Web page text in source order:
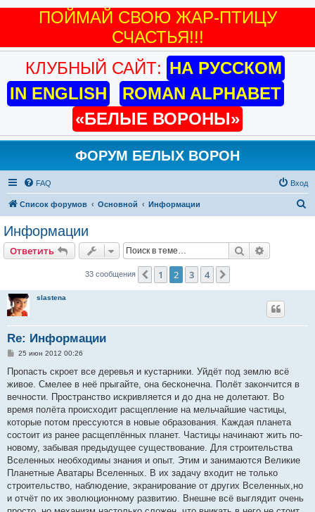
КЛУБНЫЙ САЙТ: НА РУССКОМ
IN ENGLISH
ROMAN ALPHABET
«БЕЛЫЕ ВОРОНЫ»
ФОРУМ БЕЛЫХ ВОРОН
FAQ Вход
Список форумов Основной Информации
Информации
Ответить Поиск
33 сообщения Пред.
1 2 3 4
slastena
Re: Информации
С
о
щ
е
и
е
25 июн 2012 00:26
Пропасть скроет все деревья и кустарники. Уйдёт под землю всё
живое. Смелее в неё прыгайте, она бесконечна. Полёт закончится в
вечности. Пространство искривляется и до дна не долетают. Во
время полёта происходит расщепление на мельчайшие частицы,
которые потом прессуются в новые образования. Каждая планета
состоит из ранее расщеплённых планет. Частицы начинают жить по-
новому, забывая предыдущее существование. Для строительства
Вселенных необходимы знания и опыт. Этим и занимаются Великие
Планетные Аватары Вселенных. В их задачу входит не только
строительство, наблюдение, экранирование от других Вселенных,но
и отчёт по их эволюционному развитию. Внешне всё выглядит очень